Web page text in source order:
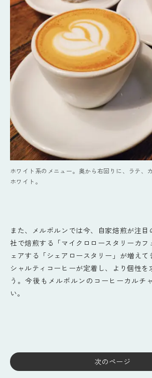
ホワイト系のメニュー。奥から右回りに、ラテ、
ホワイト。
また、メルボルンでは今、自家焙煎が注目
社で焙煎する「マイクロロースタリーカフ
ェアする「シェアロースタリー」が増え
シャルティコーヒーが定着し、より個性を
う。今後もメルボルンのコーヒーカルチ
い。
次のページ